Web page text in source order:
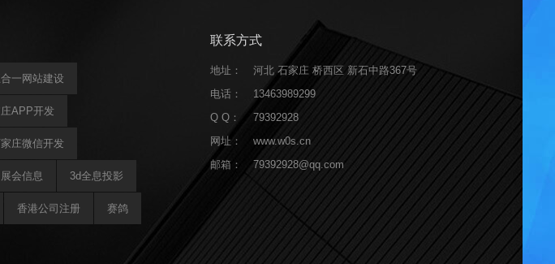
一网站建设
APP开发
庄微信开发
展会信息 3d全息投影
香港公司注册 赛鸽
联系方式
地址：
河北 石家庄 桥西区 新石中路367号
电话：
13463989299
Q Q：
79392928
网址：
www.w0s.cn
邮箱：
79392928@qq.com